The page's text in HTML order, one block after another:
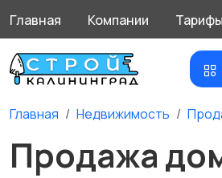
Главная Компании Тарифы
Главная Недвижимость
Продажа